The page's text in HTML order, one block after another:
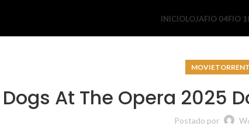
INICIOLOJAFIO 04FIO
Dogs At The Opera 2025
Postado por